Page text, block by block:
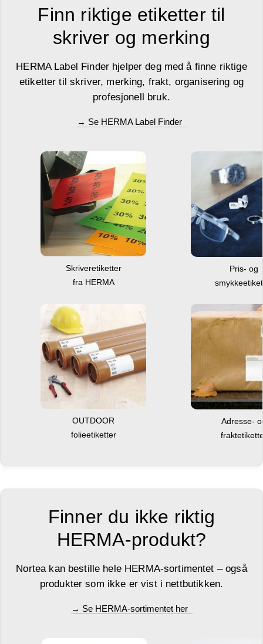
Finn riktige etiketter til
skriver og merking
HERMA Label Finder hjelper deg med å finne riktige
etiketter til skriver, merking, frakt, organisering og
profesjonell bruk.
→ Se HERMA Label Finder
Skriveretiketter
fra HERMA
Pris- og
OUTDOOR
folieetiketter
Adresse-
Finner du ikke riktig
HERMA-produkt?
Nortea kan bestille hele HERMA-sortimentet – også
produkter som ikke er vist i nettbutikken.
→ Se HERMA-sortimentet her